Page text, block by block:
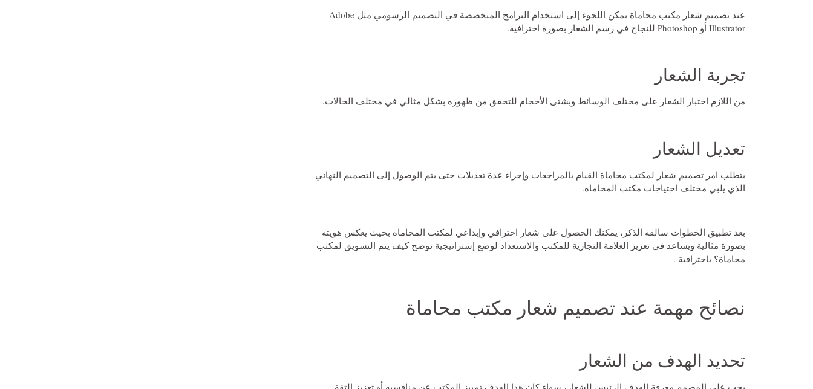
عند تصميم شعار مكتب محاماة
يمكن اللجوء إلى استخدام البرامج المتخصصة في التصميم الرسومي مثل Adobe
Illustrator أو Photoshop للنجاح في رسم الشعار بصورة احترافية.
تجربة الشعار
من اللازم اختبار الشعار على مختلف الوسائط وبشتى الأحجام للتحقق من ظهوره بشكل مثالي في مختلف الحالات.
تعديل الشعار
يتطلب امر تصميم شعار لمكتب محاماة القيام بالمراجعات وإجراء عدة تعديلات حتى يتم الوصول إلى التصميم النهائي
الذي يلبي مختلف احتياجات مكتب المحاماة.
بعد تطبيق الخطوات سالفة الذكر، يمكنك الحصول على شعار احترافي وإبداعي لمكتب المحاماة بحيث يعكس هويته
بصورة مثالية ويساعد في تعزيز العلامة التجارية للمكتب والاستعداد لوضع إستراتيجية توضحكيف يتم التسويق لمكتب
محاماة؟ باحترافية .
نصائح مهمة عند تصميم شعار مكتب محاماة
تحديد الهدف من الشعار